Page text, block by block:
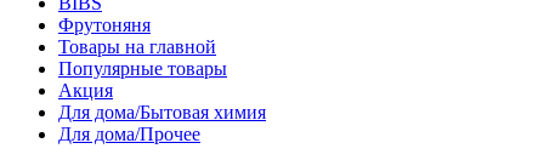
Фрутоняня
Товары на главной
Популярные товары
Акция
Для дома/Бытовая химия
Для дома/Прочее